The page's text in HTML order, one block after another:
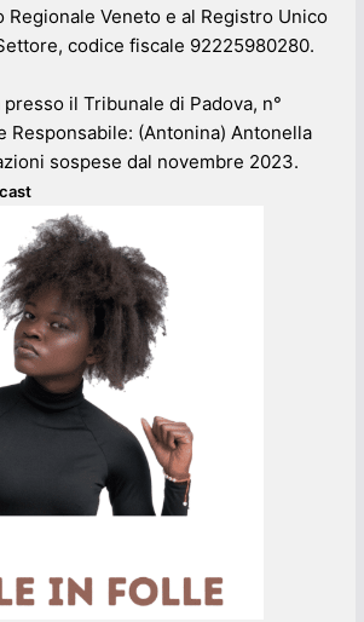
Regionale Veneto e al Registro Unico
codice fiscale 92225980280.
il Tribunale di Padova, n°
Responsabile: (Antonina) Antonella
sospese dal novembre 2023.